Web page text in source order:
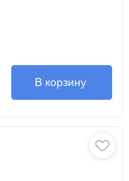
В корзину